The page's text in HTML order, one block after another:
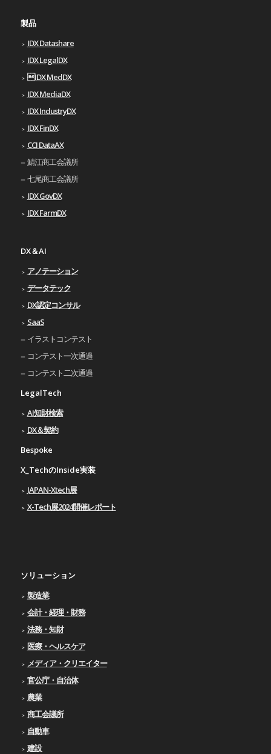
製品
IDX Datashare
IDX LegalDX
IDX MedDX
IDX MediaDX
IDX IndustryDX
IDX FinDX
CCI DataAX
鯖江商工会議所
七尾商工会議所
IDX GovDX
IDX FarmDX
DX＆AI
アノテーション
データテック
DX認定コンサル
SaaS
イラストコンテスト
コンテスト一次通過
コンテスト二次通過
LegalTech
AI知財検索
DX＆契約
Bespoke
X_TechのInside実装
JAPAN-Xtech展
X-Tech展2024開催レポート
ソリューション
製造業
会計・経理・財務
法務・知財
医療・ヘルスケア
メディア・クリエイター
官公庁・自治体
農業
商工会議所
自動車
建設